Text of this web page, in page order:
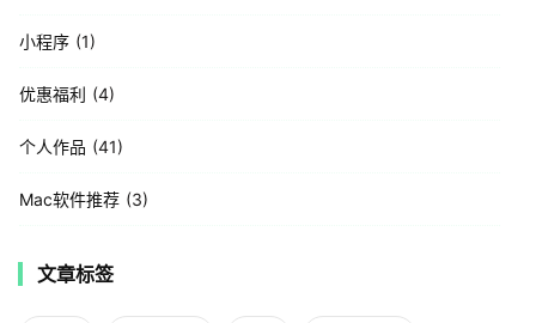
小程序 1
优惠福利 4
个人作品 41
Mac软件推荐 3
文章标签